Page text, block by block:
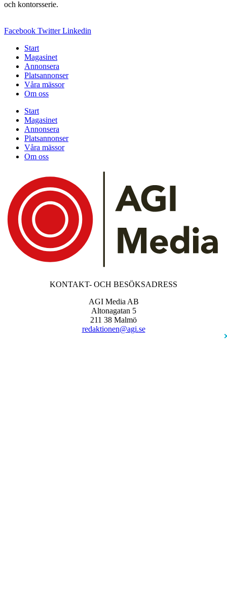
och kontorsserie.
Facebook Twitter Linkedin
Start
Magasinet
Annonsera
Platsannonser
Våra mässor
Om oss
Start
Magasinet
Annonsera
Platsannonser
Våra mässor
Om oss
KONTAKT- OCH BESÖKSADRESS
AGI Media AB
Altonagatan 5
211 38 Malmö
redaktionen@agi.se